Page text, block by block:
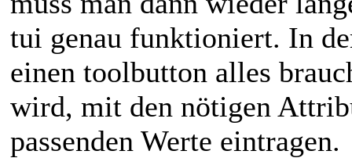
tui genau funktioniert. In
einen toolbutton alles
wird, mit den nötigen
passenden Werte eintragen.